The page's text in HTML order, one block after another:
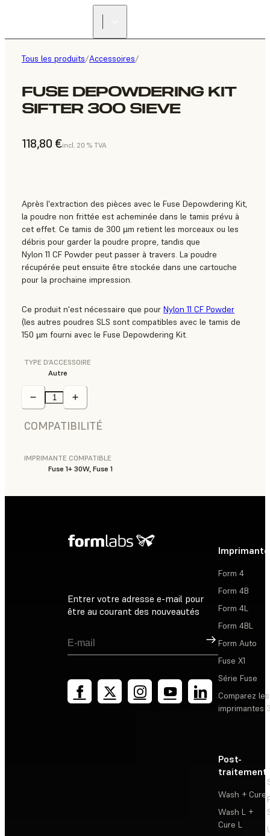
Tous les produits/Accessoires/
FUSE DEPOWDERING KIT
SIFTER 300 SIEVE
118,80 €incl. 20 % TVA
Après l'extraction des pièces avec le Fuse Depowdering Kit,
la poudre non frittée est acheminée dans le tamis prévu à
cet effet. Ce tamis de 300 µm retient les morceaux ou les
débris pour garder la poudre propre, tandis que
Nylon 11 CF Powder peut passer à travers. La poudre
récupérée peut ensuite être stockée dans une cartouche
pour la prochaine impression.
Ce produit n'est nécessaire que pour Nylon 11 CF Powder
(les autres poudres SLS sont compatibles avec le tamis de
150 µm fourni avec le Fuse Depowdering Kit.
TYPE D’ACCESSOIRE
Autre
COMPATIBILITÉ
IMPRIMANTE COMPATIBLE
Fuse 1+ 30W, Fuse 1
Entrer votre adresse e-mail pour
être au courant des nouveautés
Inscription
Form 4
Form 4B
Form 4L
Form 4BL
Form Auto
Fuse X1
Série Fuse
Comparez les
imprimantes
Post-
traitement
Wash + Cure
Wash L +
Cure L